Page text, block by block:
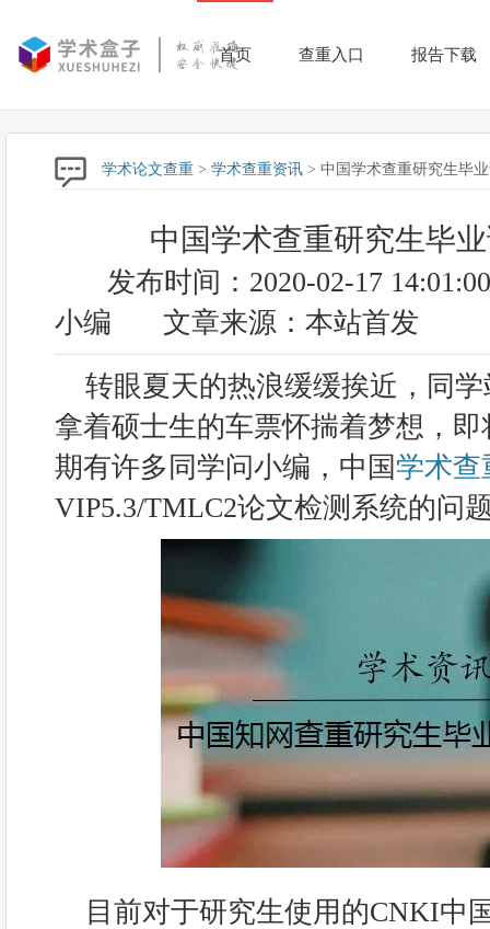
首页 查重入口 报告下载
学术论文查重 > 学术查重资讯 > 中国学术查重研究生毕
中国学术查重研究生毕
发布时间：2020-02-17 14:01:00
小编
文章来源：本站首发
转眼夏天的热浪缓缓挨近，同
拿着硕士生的车票怀揣着梦想，
期有许多同学问小编，中国学术查
VIP5.3/TMLC2论文检测系统的问
目前对于研究生使用的CNKI中